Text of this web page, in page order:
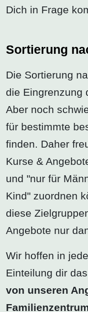
Dich in Frage
Sortierung
Die Sortierung
die Eingrenzung
Aber noch
für bestimmte
finden. Daher
Kurse &
und "nur für
Kind" zuordnen
diese
Angebote nur
Wir hoffen in
Einteilung dir das
von unseren